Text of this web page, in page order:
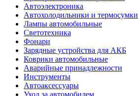
Автоэлектроника
Автохолодильники и термосумки
Лампы автомобильные
Светотехника
Фонари
Зарядные устройства для АКБ
Коврики автомобильные
Аварийные принадлежности
Инструменты
Автоаксессуары
Уход за автомобилем